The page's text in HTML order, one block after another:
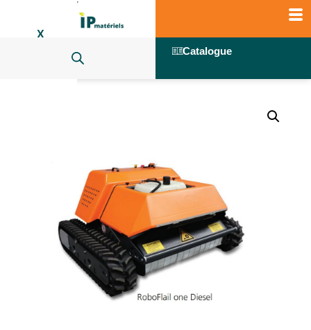
X
Catalogue